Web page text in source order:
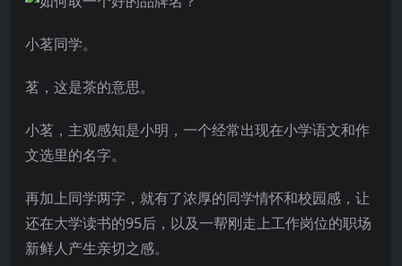
小茗同学。
茗，这是茶的意思。
小茗，主观感知是小明，一个经常出现在小学语文和作
文选里的名字。
再加上同学两字，就有了浓厚的同学情怀和校园感，让
还在大学读书的95后，以及一帮刚走上工作岗位的职场
新鲜人产生亲切之感。